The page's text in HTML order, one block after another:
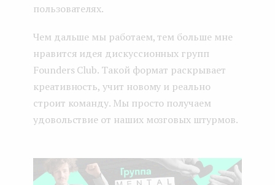
пользователях.
Чем дальше мы работаем, тем больше мне
нравится идея дискуссионных групп
Founders Club. Такой формат раскрывает
креативность, учит новому и реально
строит команду. Мы просто получаем
удовольствие от наших мозговых штурмов.